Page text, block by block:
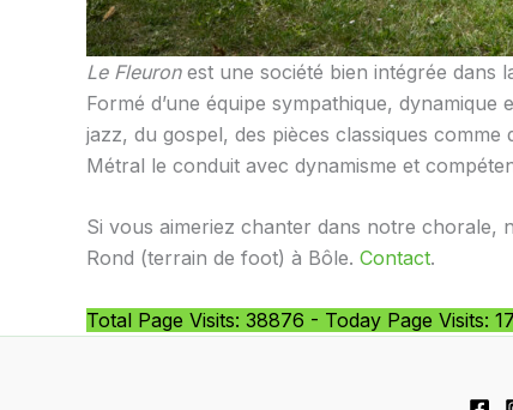
Le Fleuronest une société bien intégrée dans
Formé d’une équipe sympathique,
jazz, du gospel, des pièces classiques
Métral le conduit avec dynamisme et
Si vous aimeriez chanter dans notre chorale,
Rond (terrain de foot) à Bôle. Contact.
Total Page Visits: 38876 - Today Page Visits: 17